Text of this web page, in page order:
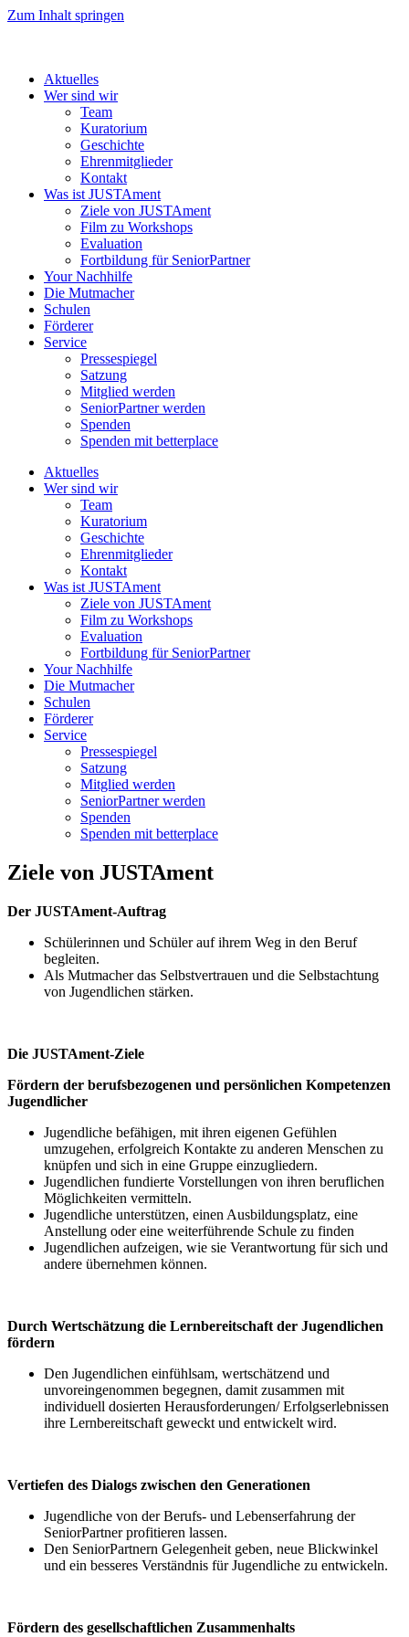
Zum Inhalt springen
Aktuelles
Wer sind wir
Team
Kuratorium
Geschichte
Ehrenmitglieder
Kontakt
Was ist JUSTAment
Ziele von JUSTAment
Film zu Workshops
Evaluation
Fortbildung für SeniorPartner
Your Nachhilfe
Die Mutmacher
Schulen
Förderer
Service
Pressespiegel
Satzung
Mitglied werden
SeniorPartner werden
Spenden
Spenden mit betterplace
Aktuelles
Wer sind wir
Team
Kuratorium
Geschichte
Ehrenmitglieder
Kontakt
Was ist JUSTAment
Ziele von JUSTAment
Film zu Workshops
Evaluation
Fortbildung für SeniorPartner
Your Nachhilfe
Die Mutmacher
Schulen
Förderer
Service
Pressespiegel
Satzung
Mitglied werden
SeniorPartner werden
Spenden
Spenden mit betterplace
Ziele von JUSTAment
Der JUSTAment-Auftrag
Schülerinnen und Schüler auf ihrem Weg in den Beruf
begleiten.
Als Mutmacher das Selbstvertrauen und die Selbstachtung
von Jugendlichen stärken.
Die JUSTAment-Ziele
Fördern der berufsbezogenen und persönlichen Kompetenzen
Jugendlicher
Jugendliche befähigen, mit ihren eigenen Gefühlen
umzugehen, erfolgreich Kontakte zu anderen Menschen zu
knüpfen und sich in eine Gruppe einzugliedern.
Jugendlichen fundierte Vorstellungen von ihren beruflichen
Möglichkeiten vermitteln.
Jugendliche unterstützen, einen Ausbildungsplatz, eine
Anstellung oder eine weiterführende Schule zu finden
Jugendlichen aufzeigen, wie sie Verantwortung für sich und
andere übernehmen können.
Durch Wertschätzung die Lernbereitschaft der Jugendlichen
fördern
Den Jugendlichen einfühlsam, wertschätzend und
unvoreingenommen begegnen, damit zusammen mit
individuell dosierten Herausforderungen/ Erfolgserlebnissen
ihre Lernbereitschaft geweckt und entwickelt wird.
Vertiefen des Dialogs zwischen den Generationen
Jugendliche von der Berufs- und Lebenserfahrung der
SeniorPartner profitieren lassen.
Den SeniorPartnern Gelegenheit geben, neue Blickwinkel
und ein besseres Verständnis für Jugendliche zu entwickeln.
Fördern des gesellschaftlichen Zusammenhalts